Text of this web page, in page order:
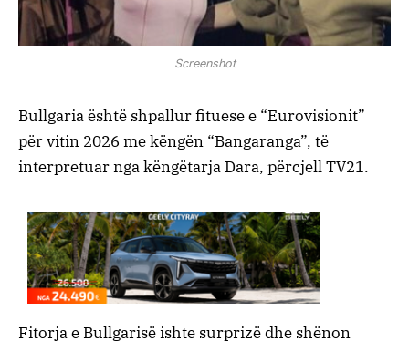
Screenshot
Bullgaria është shpallur fituese e “Eurovisionit”
për vitin 2026 me këngën “Bangaranga”, të
interpretuar nga këngëtarja Dara, përcjell TV21.
Fitorja e Bullgarisë ishte surprizë dhe shënon